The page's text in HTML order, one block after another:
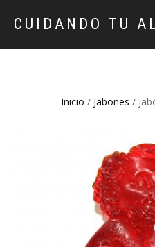
CUIDANDO TU
Inicio / Jabones /